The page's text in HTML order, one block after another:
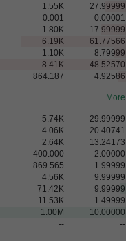
1.55 K
27.99999
0.001
0.00001
1.80 K
17.99999
6.19 K
61.77566
1.10 K
8.79999
8.41 K
48.52570
864.187 4.92586
More
5.74 K
29.99999
4.06 K
20.40741
2.64 K
13.24173
400.000
2.00000
869.565
1.99999
4.56 K
9.99999
71.42 K
9.99999
11.53 K
1.49999
1.00 M
10.00000
--
--
--
--